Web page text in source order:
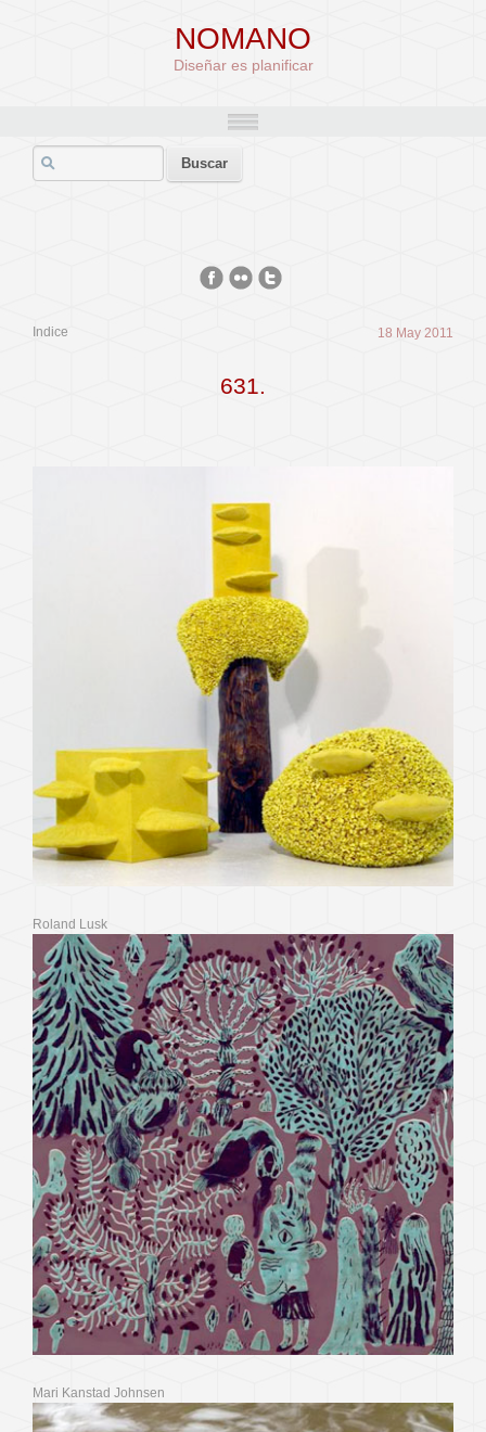
NOMANO
Diseñar es planificar
Indice 18 May 2011
631.
Roland Lusk
Mari Kanstad Johnsen